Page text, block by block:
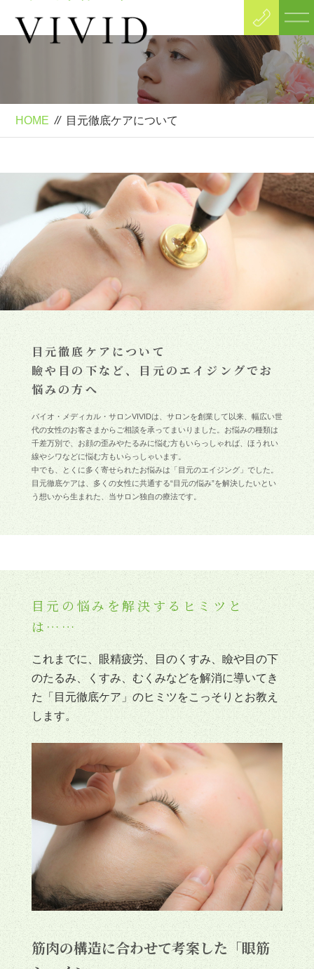
目元徹底ケアについて
HOME // 目元徹底ケアについて
目元徹底ケアについて
瞼や目の下など、目元のエイジングでお
悩みの方へ
バイオ・メディカル・サロンVIVIDは、サロンを創業して以来、幅広い世
代の女性のお客さまからご相談を承ってまいりました。お悩みの種類は
千差万別で、お顔の歪みやたるみに悩む方もいらっしゃれば、ほうれい
線やシワなどに悩む方もいらっしゃいます。
中でも、とくに多く寄せられたお悩みは「目元のエイジング」でした。
目元徹底ケアは、多くの女性に共通する“目元の悩み”を解決したいとい
う想いから生まれた、当サロン独自の療法です。
目元の悩みを解決するヒミツと
は……
これまでに、眼精疲労、目のくすみ、瞼や目の下
のたるみ、くすみ、むくみなどを解消に導いてき
た「目元徹底ケア」のヒミツをこっそりとお教え
します。
筋肉の構造に合わせて考案した「眼筋